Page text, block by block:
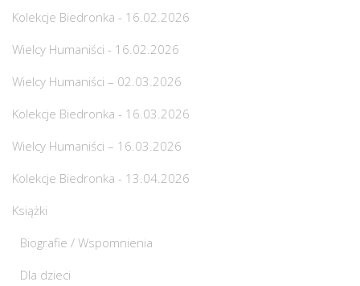
Kolekcje Biedronka - 16.02.2026
Wielcy Humaniści - 16.02.2026
Wielcy Humaniści – 02.03.2026
Kolekcje Biedronka - 16.03.2026
Wielcy Humaniści – 16.03.2026
Kolekcje Biedronka - 13.04.2026
Książki
Biografie / Wspomnienia
Dla dzieci